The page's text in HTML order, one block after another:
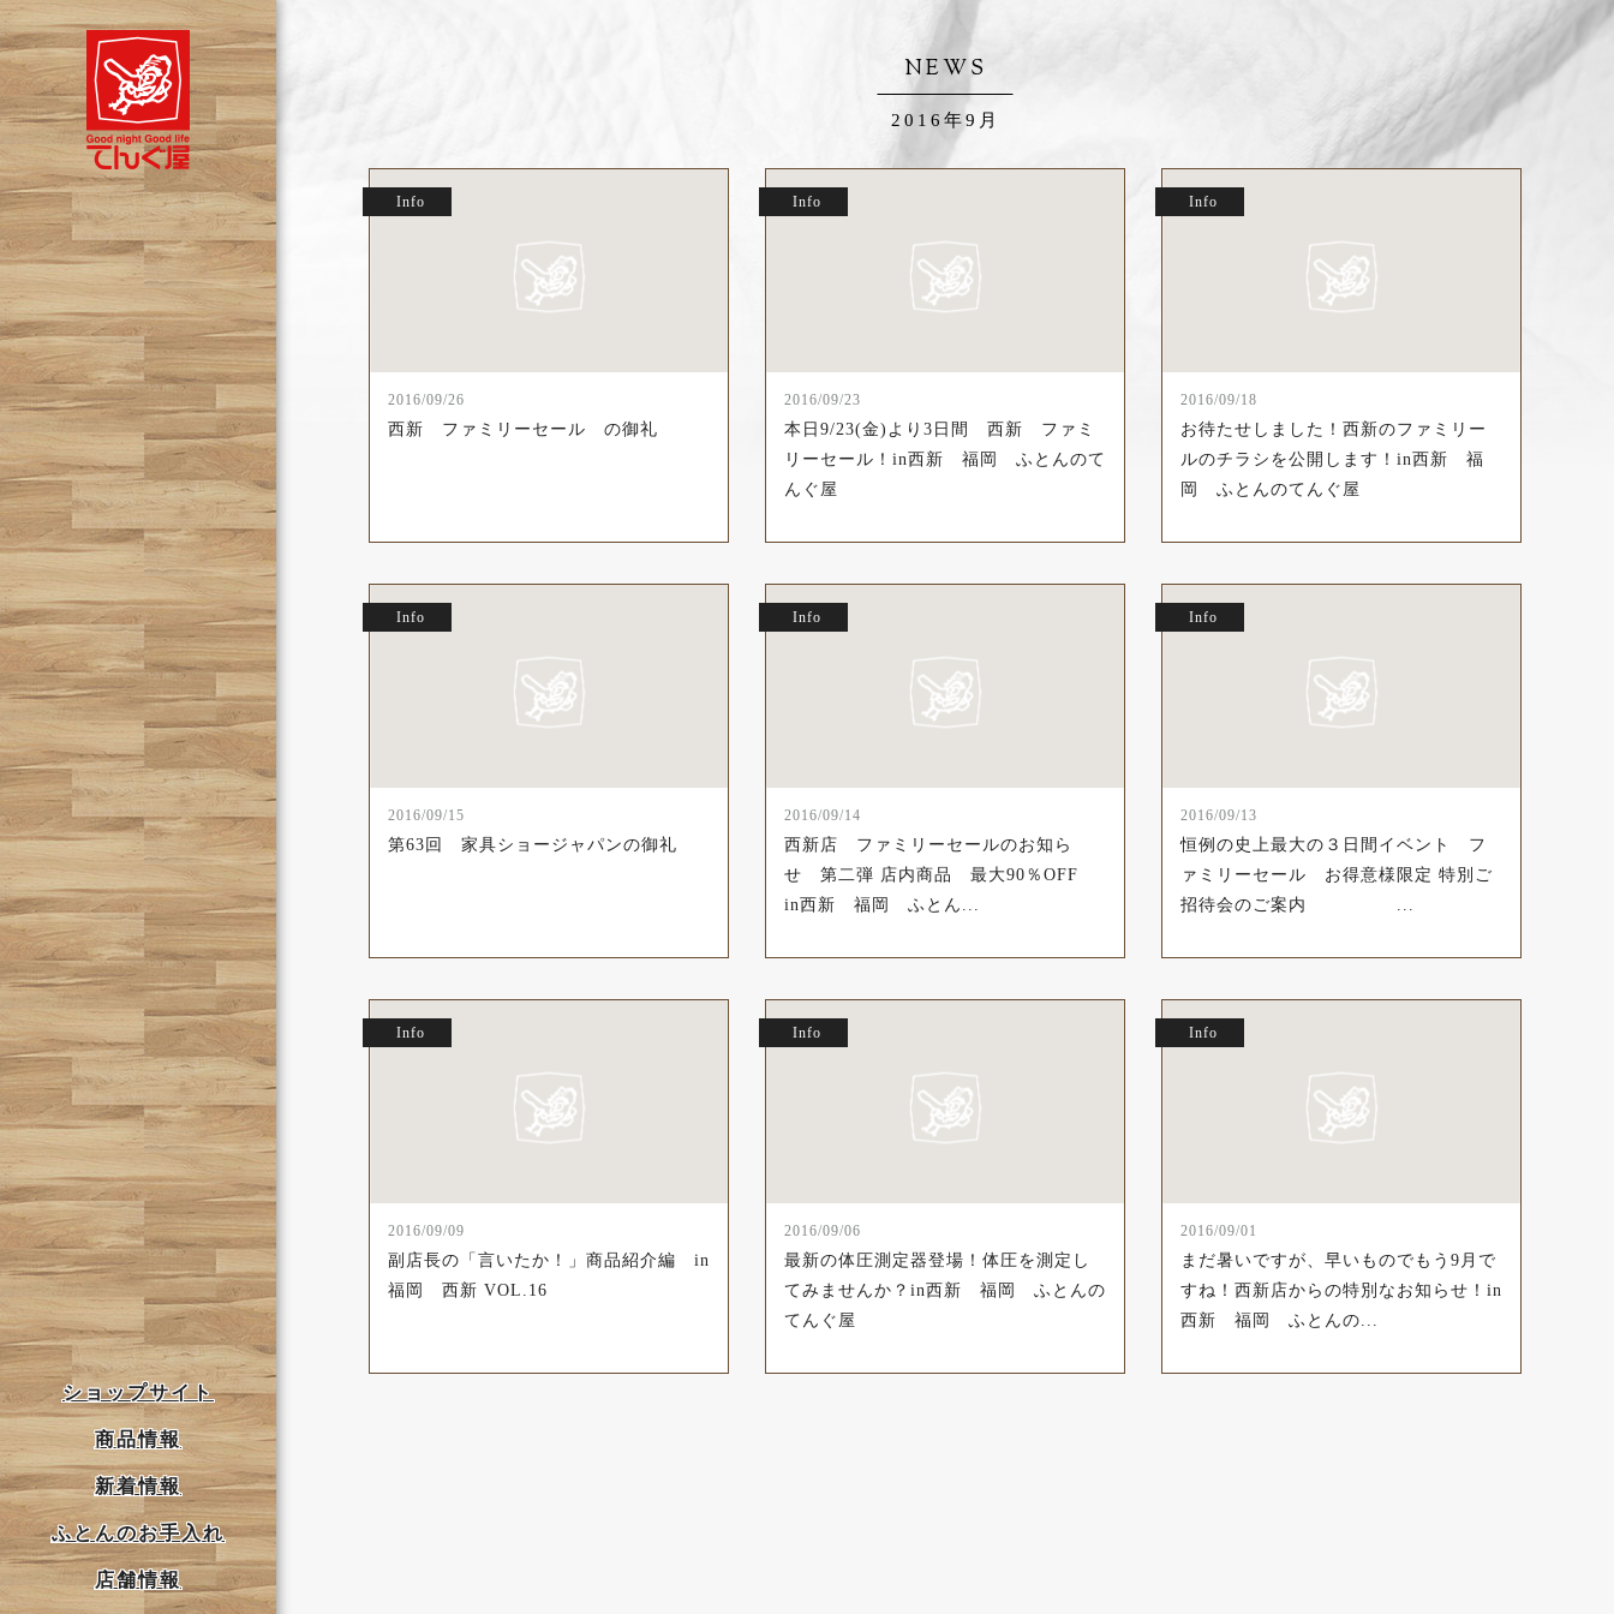
ショップサイト
商品情報
新着情報
ふとんのお手入れ
店舗情報
NEWS
2016年9月
Info
2016/09/26
西新 ファミリーセール の御礼
Info
2016/09/23
本日9/23(金)より3日間 西新 ファミ
リーセール！in西新 福岡 ふとんのて
んぐ屋
Info
2016/09/18
お待たせしました！西新のファミリー
ルのチラシを公開します！in西新 福
岡 ふとんのてんぐ屋
Info
2016/09/15
第63回 家具ショージャパンの御礼
Info
2016/09/14
西新店 ファミリーセールのお知ら
せ 第二弾 店内商品 最大90％OFF
in西新 福岡 ふとん...
Info
2016/09/13
恒例の史上最大の３日間イベント フ
ァミリーセール お得意様限定 特別ご
招待会のご案内 ...
Info
2016/09/09
副店長の「言いたか！」商品紹介編 in
福岡 西新 VOL.16
Info
2016/09/06
最新の体圧測定器登場！体圧を測定し
てみませんか？in西新 福岡 ふとんの
てんぐ屋
Info
2016/09/01
まだ暑いですが、早いものでもう9月で
すね！西新店からの特別なお知らせ！in
西新 福岡 ふとんの...